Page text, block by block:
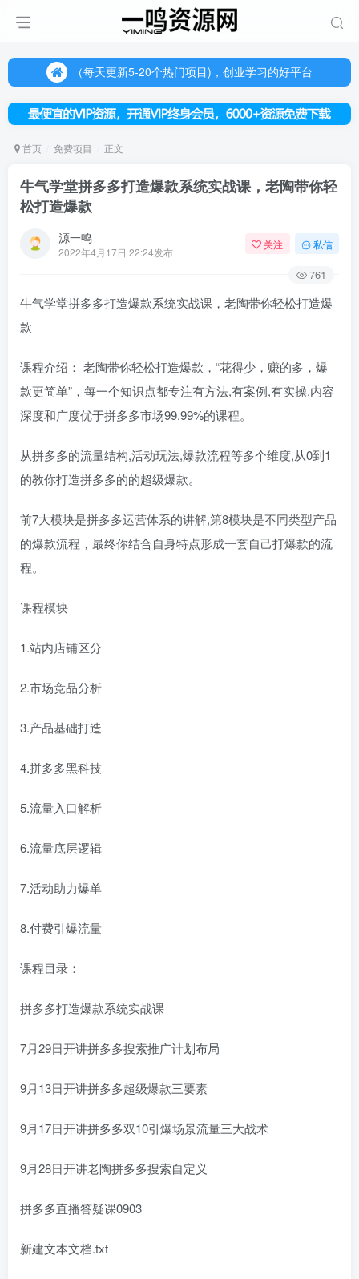
（每天更新5-20个热门项目)，创业学习的好平台
（每天更新5-20个热门项目)，创业学习的好平台
欢迎访问一鸣资源网，本站汇集数千网创课程和项目
首页 免费项目 正文
牛气学堂拼多多打造爆款系统实战课，老陶带你轻
松打造爆款
源一鸣
2022年4月17日 22:24发布
关注 私信
761
牛气学堂拼多多打造爆款系统实战课，老陶带你轻松打造爆
款
课程介绍： 老陶带你轻松打造爆款，“花得少，赚的多，爆
款更简单”，每一个知识点都专注有方法,有案例,有实操,内容
深度和广度优于拼多多市场99.99%的课程。
从拼多多的流量结构,活动玩法,爆款流程等多个维度,从0到1
的教你打造拼多多的的超级爆款。
前7大模块是拼多多运营体系的讲解,第8模块是不同类型产品
的爆款流程，最终你结合自身特点形成一套自己打爆款的流
程。
课程模块
1.站内店铺区分
2.市场竞品分析
3.产品基础打造
4.拼多多黑科技
5.流量入口解析
6.流量底层逻辑
7.活动助力爆单
8.付费引爆流量
课程目录：
拼多多打造爆款系统实战课
7月29日开讲拼多多搜索推广计划布局
9月13日开讲拼多多超级爆款三要素
9月17日开讲拼多多双10引爆场景流量三大战术
9月28日开讲老陶拼多多搜索自定义
拼多多直播答疑课0903
新建文本文档.txt